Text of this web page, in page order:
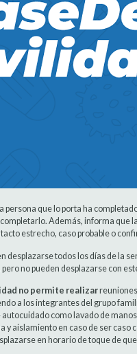
persona que lo porta ha
Además, informa
estrecho, caso probable o
desplazarse todos los días de la
no pueden desplazarse con
no permite realizar
a los integrantes del grupo
como lavado de
y aislamiento en caso de ser
en horario de toque de